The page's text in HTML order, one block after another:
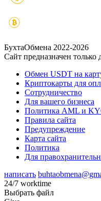
БухтаОбмена 2022-2026
Сайт предназначен только
Обмен USDT на
Криптокарты для
Сотрудничество
Для вашего бизнеса
Политика AML и
Правила сайта
Предупреждение
Карта сайта
Политика
Для
написать
24/7 worktime
Выбрать файл